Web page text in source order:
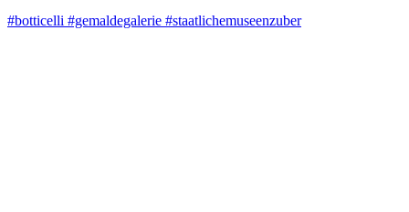
#botticelli #gemaldegalerie #staatlichemuseenzuber